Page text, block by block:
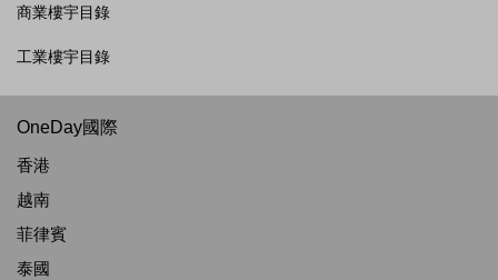
商業樓宇目錄
工業樓宇目錄
OneDay國際
香港
越南
菲律賓
泰國